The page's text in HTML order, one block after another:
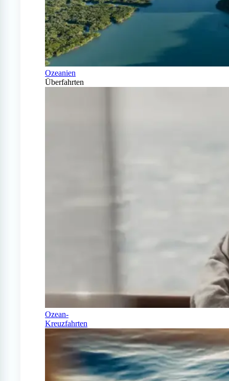
Ozeanien
Überfahrten
Ozean-
Kreuzfahrten